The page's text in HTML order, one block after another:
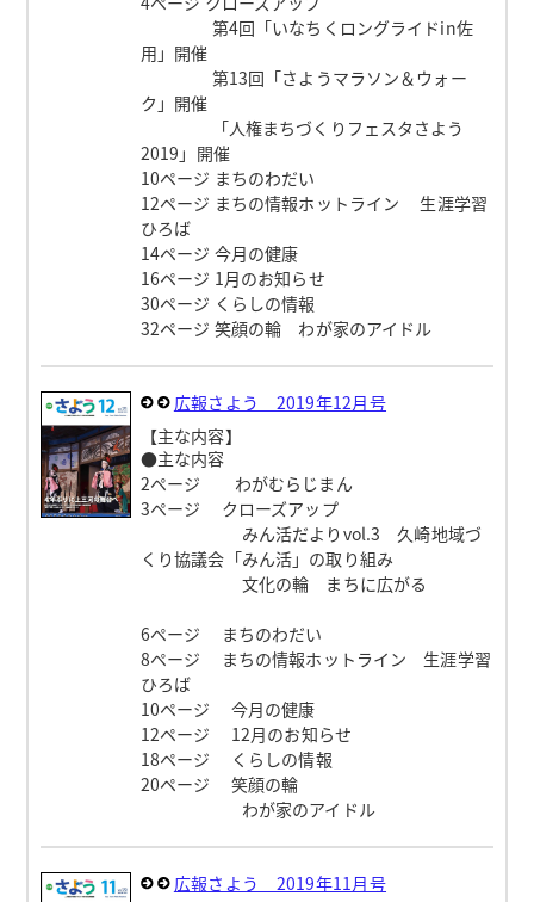
第4回「いなちくロングライドin佐
用」開催
第13回「さようマラソン＆ウォー
ク」開催
「人権まちづくりフェスタさよう
2019」開催
10ページ まちのわだい
12ページ まちの情報ホットライン 生涯学習
ひろば
14ページ 今月の健康
16ページ 1月のお知らせ
30ページ くらしの情報
32ページ 笑顔の輪 わが家のアイドル
広報さよう 2019年12月号
【主な内容】
●主な内容
2ページ わがむらじまん
3ページ クローズアップ
みん活だよりvol.3 久崎地域づ
くり協議会「みん活」の取り組み
文化の輪 まちに広がる
6ページ まちのわだい
8ページ まちの情報ホットライン 生涯学習
ひろば
10ページ 今月の健康
12ページ 12月のお知らせ
18ページ くらしの情報
20ページ 笑顔の輪
わが家のアイドル
広報さよう 2019年11月号